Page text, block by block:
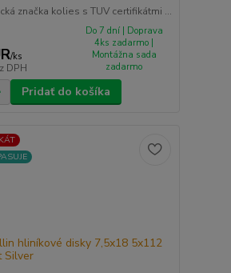
značka kolies s TUV certifikátmi ...
/ks
DPH
Do 7 dní | Doprava
4ks zadarmo |
Montážna sada
zadarmo
Pridať do košíka